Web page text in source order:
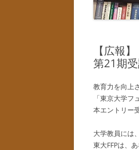
【広報
第21期受
教育力を向上
「東京大学フ
本エントリー
大学教員には
東大FFPは、